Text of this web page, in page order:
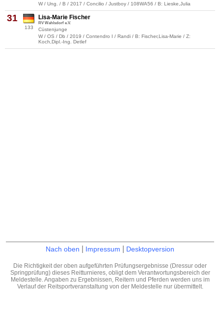
W / Ung. / B / 2017 / Concilio / Justboy / 108WA56 / B: Lieske,Julia
31
133
Lisa-Marie Fischer
RV Wahlsdorf e.V.
Cüstenjunge
W / OS / Db / 2019 / Contendro I / Randi / B: Fischer,Lisa-Marie / Z:
Koch,Dipl.-Ing. Detlef
Nach oben Impressum Desktopversion
Die Richtigkeit der oben aufgeführten Prüfungsergebnisse (Dressur oder
Springprüfung) dieses Reitturnieres, obligt dem Verantwortungsbereich der
Meldestelle. Angaben zu Ergebnissen, Reitern und Pferden werden uns im
Verlauf der Reitsportveranstaltung von der Meldestelle nur übermittelt.